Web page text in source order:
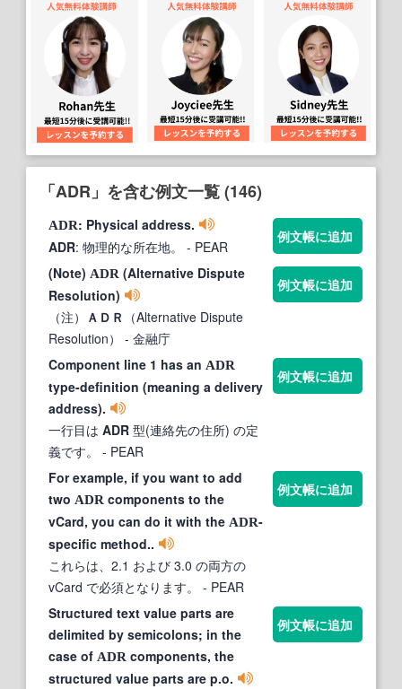
「ADR」を含む例文一覧 (146)
ADR: Physical address.
ADR: 物理的な所在地。 - PEAR
例文帳に追加
(Note) ADR (Alternative Dispute
Resolution)
（注） ＡＤＲ （Alternative Dispute
Resolution）
- 金融庁
例文帳に追加
Component line 1 has an ADR
type-definition (meaning a delivery
address).
一行目は ADR 型(連絡先の住所) の定
義です。
- PEAR
例文帳に追加
For example, if you want to add
two ADR components to the
vCard, you can do it with the ADR-
specific method..
これらは、2.1 および 3.0 の両方の
vCard で必須となります。
- PEAR
例文帳に追加
Structured text value parts are
delimited by semicolons; in the
case of ADR components, the
structured value parts are p.o.
例文帳に追加